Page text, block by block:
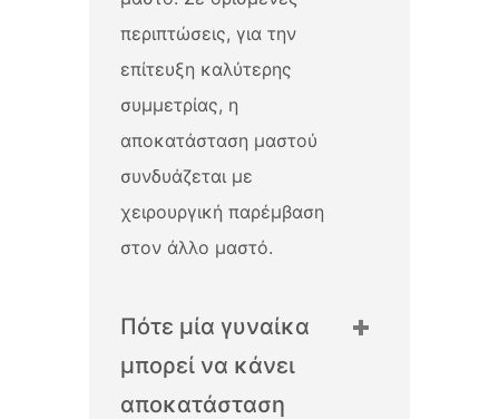
περιπτώσεις, για την
επίτευξη καλύτερης
συμμετρίας, η
αποκατάσταση μαστού
συνδυάζεται με
χειρουργική παρέμβαση
στον άλλο μαστό.
Πότε μία γυναίκα
μπορεί να κάνει
αποκατάσταση